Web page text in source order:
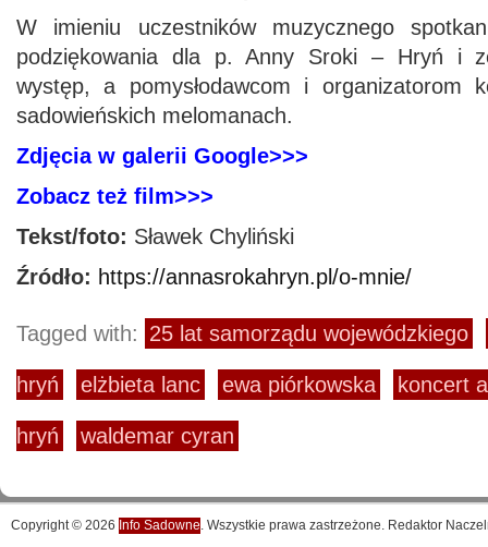
W imieniu uczestników muzycznego
podziękowania dla p. Anny Sroki – Hryń i
występ, a pomysłodawcom i organizatorom
sadowieńskich melomanach.
Zdjęcia w galerii Google>>>
Zobacz też film>>>
Tekst/foto: Sławek Chyliński
Źródło: https://annasrokahryn.pl/o-mnie/
Tagged with: 25 lat samorządu wojewódzkiego
hryń elżbieta lanc ewa piórkowska koncert
hryń waldemar cyran
Copyright © 2026 Info Sadowne. Wszystkie prawa zastrzeżone. Redaktor